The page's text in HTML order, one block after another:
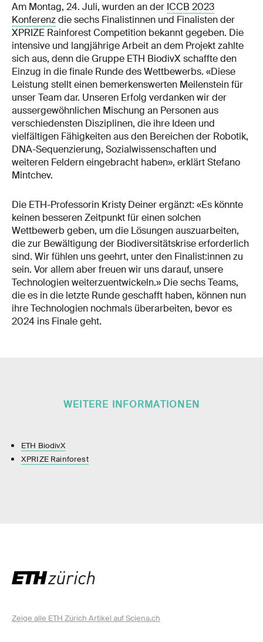
Am Montag, 24. Juli, wurden an der ICCB 2023
Konferenzdie sechs Finalistinnen und Finalisten der
XPRIZE Rainforest Competition bekannt gegeben. Die
intensive und langjährige Arbeit an dem Projekt zahlte
sich aus, denn die Gruppe ETH BiodivX schaffte den
Einzug in die finale Runde des Wettbewerbs. «Diese
Leistung stellt einen bemerkenswerten Meilenstein für
unser Team dar. Unseren Erfolg verdanken wir der
aussergewöhnlichen Mischung an Personen aus
verschiedensten Disziplinen, die ihre Ideen und
vielfältigen Fähigkeiten aus den Bereichen der Robotik,
DNA-Sequenzierung, Sozialwissenschaften und
weiteren Feldern eingebracht haben», erklärt Stefano
Mintchev.
Die ETH-Professorin Kristy Deiner ergänzt: «Es könnte
keinen besseren Zeitpunkt für einen solchen
Wettbewerb geben, um die Lösungen auszuarbeiten,
die zur Bewältigung der Biodiversitätskrise erforderlich
sind. Wir fühlen uns geehrt, unter den Finalist:innen zu
sein. Vor allem aber freuen wir uns darauf, unsere
Technologien weiterzuentwickeln.» Die sechs Teams,
die es in die letzte Runde geschafft haben, können nun
ihre Technologien nochmals überarbeiten, bevor es
2024 ins Finale geht.
WEITERE INFORMATIONEN
ETH BiodivX
XPRIZE Rainforest
Zeige alle ETH Zürich Artikel auf Sciena.ch